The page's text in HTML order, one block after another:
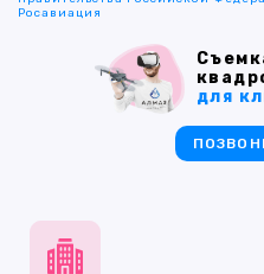
Росавиация
для